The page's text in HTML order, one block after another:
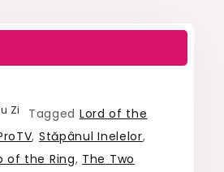
Zi Tagged Lord of the
, Stăpânul Inelelor,
of the Ring, The Two